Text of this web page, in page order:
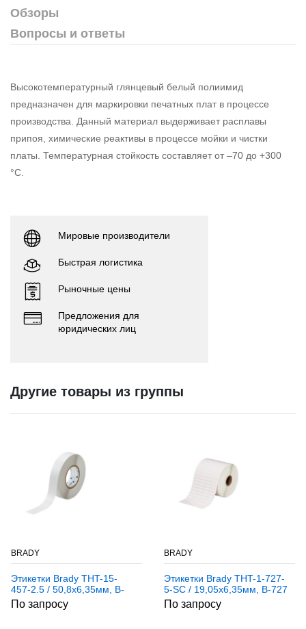
Обзоры
Вопросы и ответы
Высокотемпературный глянцевый белый полиимид
предназначен для маркировки печатных плат в процессе
производства. Данный материал выдерживает расплавы
припоя, химические реактивы в процессе мойки и чистки
платы. Температурная стойкость составляет от –70 до +300
°С.
Мировые производители
Быстрая логистика
Рыночные цены
Предложения для
юридических лиц
Другие товары из группы
BRADY
Этикетки Brady THT-15-
457-2.5 / 50,8x6,35мм, B-
457
По запросу
BRADY
Этикетки Brady THT-1-727-
5-SC / 19,05x6,35мм, B-727
По запросу